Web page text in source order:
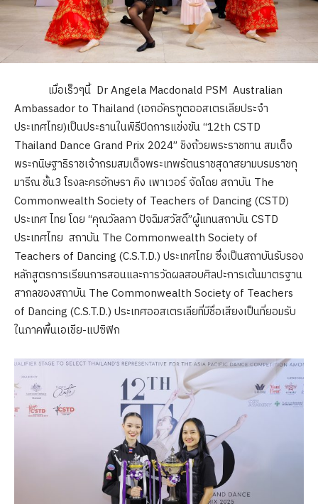
เมื่อเร็วๆนี้ Dr Angela Macdonald PSM Australian
Ambassador to Thailand (เอกอัครฑูตออสเตรเลียประจำ
ประเทศไทย)เป็นประธานในพิธีปิดการแข่งขัน “12th CSTD
Thailand Dance Grand Prix 2024” ชิงถ้วยพระราชทาน สมเด็จ
พระกนิษฐาธิราชเจ้ากรมสมเด็จพระเทพรัตนราชสุดาสยามบรมราชกุ
มารีณ ชั้น3 โรงละครอักษรา คิง เพาเวอร์ จัดโดย สถาบัน The
Commonwealth Society of Teachers of Dancing (CSTD)
ประเทศ ไทย โดย “คุณวัลลภา ปัจฉิมสวัสดิ์”ผู้แทนสถาบัน CSTD
ประเทศไทย สถาบัน The Commonwealth Society of
Teachers of Dancing (C.S.T.D.) ประเทศไทย ซึ่งเป็นสถาบันรับรอง
หลักสูตรการเรียนการสอนและการวัดผลสอบศิลปะการเต้นมาตรฐาน
สากลของสถาบัน The Commonwealth Society of Teachers
of Dancing (C.S.T.D.) ประเทศออสเตรเลียที่มีชื่อเสียงเป็นที่ยอมรับ
ในภาคพื้นเอเชีย-แปซิฟิก